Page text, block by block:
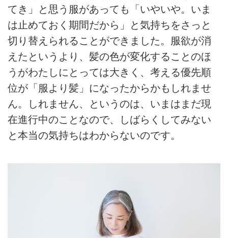
てき」と思う服があっても「いやいや。いま
は⽌めておく期間だから」と気持ちをさっと
切り替えられることができました。服欲が消
えたというより、髪の⾊が変化することのほ
うがわたしにとっては⼤きく、考える優先順
位が「服より髪」になったからかもしれませ
ん。しれません、というのは、いまはまだ現
在進⾏中のことなので、しばらくしてみない
と本当の気持ちはわからないのです。